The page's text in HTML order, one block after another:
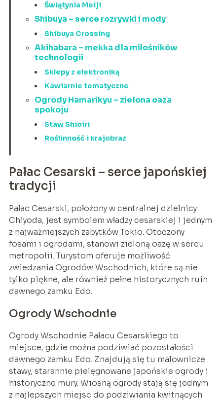
Świątynia Meiji
Shibuya – serce rozrywki i mody
Shibuya Crossing
Akihabara – mekka dla miłośników
technologii
Sklepy z elektroniką
Kawiarnie tematyczne
Ogrody Hamarikyu – zielona oaza
spokoju
Staw Shioiri
Roślinność i krajobraz
Pałac Cesarski – serce japońskiej
tradycji
Pałac Cesarski, położony w centralnej dzielnicy
Chiyoda, jest symbolem władzy cesarskiej i jednym
z najważniejszych zabytków Tokio. Otoczony
fosami i ogrodami, stanowi zieloną oazę w sercu
metropolii. Turystom oferuje możliwość
zwiedzania Ogrodów Wschodnich, które są nie
tylko piękne, ale również pełne historycznych ruin
dawnego zamku Edo.
Ogrody Wschodnie
Ogrody Wschodnie Pałacu Cesarskiego to
miejsce, gdzie można podziwiać pozostałości
dawnego zamku Edo. Znajdują się tu malownicze
stawy, starannie pielęgnowane japońskie ogrody i
historyczne mury. Wiosną ogrody stają się jednym
z najlepszych miejsc do podziwiania kwitnących